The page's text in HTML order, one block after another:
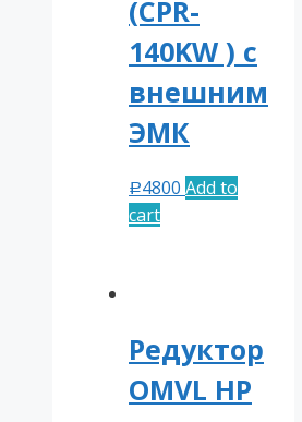
(CPR-
140KW ) с
внешним
ЭМК
Р4800 Add to
cart
Редуктор
OMVL HP